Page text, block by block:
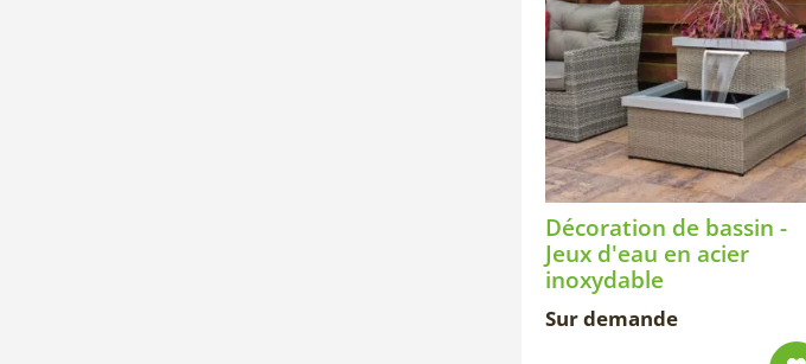
Décoration de bassin -
Jeux d'eau en acier
inoxydable
Sur demande